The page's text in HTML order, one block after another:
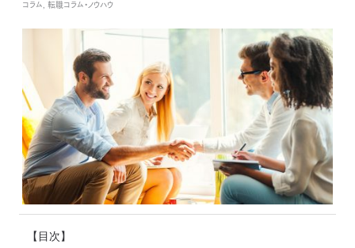
コラム, 転職コラム・ノウハウ
【目次】